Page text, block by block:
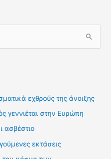
εχθρούς της άνοιξης
γεννιέται στην Ευρώπη
ασβέστιο
εκτάσεις